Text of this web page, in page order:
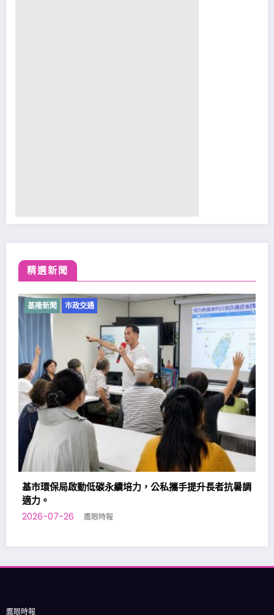
精選新聞
者抗暑調
基隆新聞 市政交通
謝國樑主持新住民事務委員會，承諾強化政策推廣
2026-07-23 鷹眼時報